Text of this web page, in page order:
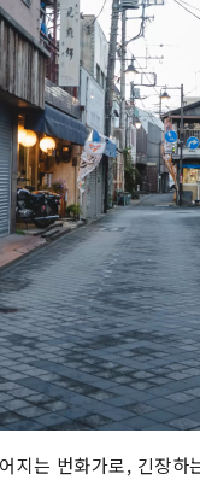
지는 번화가로, 긴장